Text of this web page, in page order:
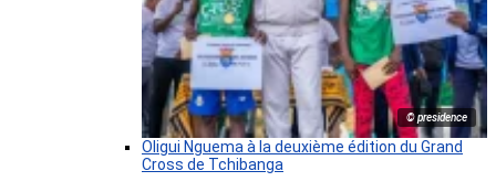
© presidence
Oligui Nguema à la deuxième édition du Grand
Cross de Tchibanga